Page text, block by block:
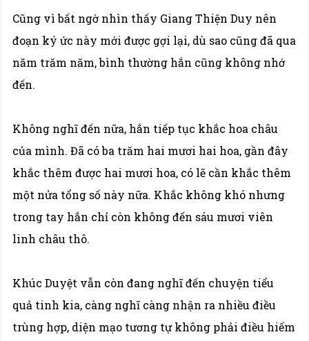
Cũng vì bất ngờ nhìn thấy Giang Thiện Duy nên
đoạn ký ức này mới được gợi lại, dù sao cũng đã qua
năm trăm năm, bình thường hắn cũng không nhớ
đến.
Không nghĩ đến nữa, hắn tiếp tục khắc hoa châu
của mình. Đã có ba trăm hai mươi hai hoa, gần đây
khắc thêm được hai mươi hoa, có lẽ cần khắc thêm
một nửa tổng số này nữa. Khắc không khó nhưng
trong tay hắn chỉ còn không đến sáu mươi viên
linh châu thô.
Khúc Duyệt vẫn còn đang nghĩ đến chuyện tiểu
quả tinh kia, càng nghĩ càng nhận ra nhiều điều
trùng hợp, diện mạo tương tự không phải điều hiếm